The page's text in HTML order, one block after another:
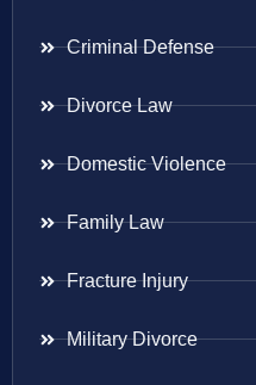
Criminal Defense
Divorce Law
Domestic Violence
Family Law
Fracture Injury
Military Divorce